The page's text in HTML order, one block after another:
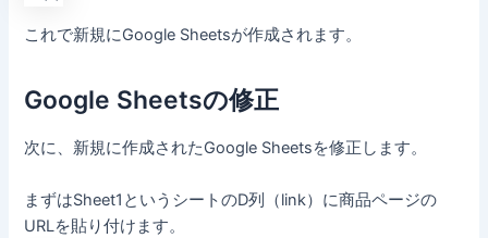
これで新規にGoogle Sheetsが作成されます。
Google Sheetsの修正
次に、新規に作成されたGoogle Sheetsを修正します。
まずはSheet1というシートのD列（link）に商品ページの
URLを貼り付けます。